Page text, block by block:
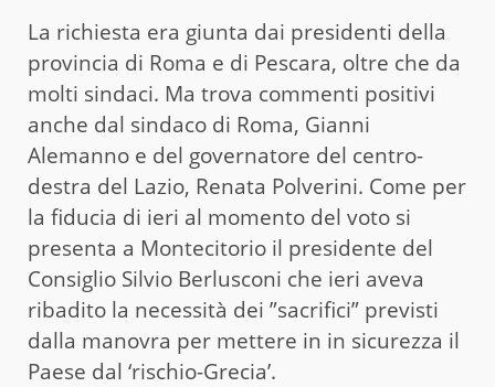
La richiesta era giunta dai presidenti della
provincia di Roma e di Pescara, oltre che da
molti sindaci. Ma trova commenti positivi
anche dal sindaco di Roma, Gianni
Alemanno e del governatore del centro-
destra del Lazio, Renata Polverini. Come per
la fiducia di ieri al momento del voto si
presenta a Montecitorio il presidente del
Consiglio Silvio Berlusconi che ieri aveva
ribadito la necessità dei ”sacrifici” previsti
dalla manovra per mettere in in sicurezza il
Paese dal ‘rischio-Grecia’.